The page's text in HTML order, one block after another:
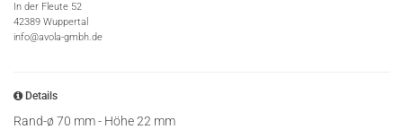
In der Fleute 52
42389 Wuppertal
info@avola-gmbh.de
Details
Rand-ø 70 mm - Höhe 22 mm